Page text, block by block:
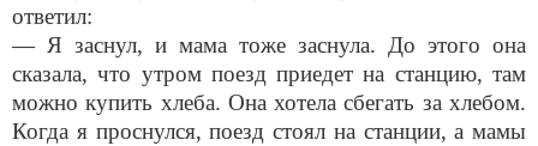
ответил:
— Я заснул, и мама тоже заснула. До этого она
сказала, что утром поезд приедет на станцию, там
можно купить хлеба. Она хотела сбегать за хлебом.
Когда я проснулся, поезд стоял на станции, а мамы